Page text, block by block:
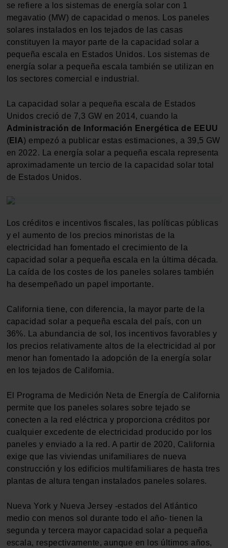
se refiere a los sistemas de energía solar con 1
megavatio (MW) de capacidad o menos. Los paneles
solares instalados en los tejados de las casas
constituyen la mayor parte de la capacidad solar a
pequeña escala en Estados Unidos. Los sistemas de
energía solar a pequeña escala también se utilizan en
los sectores comercial e industrial.
La capacidad solar a pequeña escala de Estados
Unidos creció de 7,3 GW en 2014, cuando la
Administración de Información Energética de EEUU
(EIA) empezó a publicar estas estimaciones, a 39,5 GW
en 2022. La energía solar a pequeña escala representa
aproximadamente un tercio de la capacidad solar total
de Estados Unidos.
Los créditos e incentivos fiscales, las políticas públicas
y el aumento de los precios minoristas de la
electricidad han fomentado el crecimiento de la
capacidad solar a pequeña escala en la última década.
La caída de los costes de los paneles solares también
ha desempeñado un papel importante.
California tiene, con diferencia, la mayor parte de la
capacidad solar a pequeña escala del país, con un
36%. La abundancia de sol, los incentivos favorables y
los precios relativamente altos de la electricidad al por
menor han fomentado la adopción de la energía solar
en los tejados de California.
El Programa de Medición Neta de Energía de California
permite que los paneles solares sobre tejado se
conecten a la red eléctrica y proporciona créditos por
cualquier excedente de electricidad producido por los
paneles y enviado a la red. A partir de 2020, California
exige que las viviendas unifamiliares de nueva
construcción y los edificios multifamiliares de hasta tres
plantas de altura tengan instalados paneles solares.
Nueva York y Nueva Jersey -estados del Atlántico
medio con menos sol durante todo el año- tienen la
segunda y tercera mayor capacidad solar a pequeña
escala, respectivamente, aunque en los últimos años,